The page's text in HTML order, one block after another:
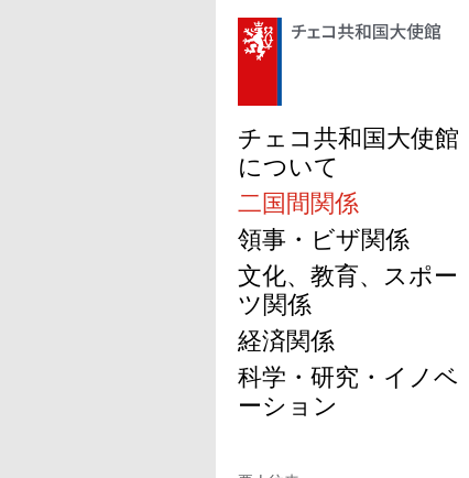
チェコ共和国大使館
について
二国間関係
領事・ビザ関係
文化、教育、スポー
ツ関係
経済関係
科学・研究・イノベ
ーション